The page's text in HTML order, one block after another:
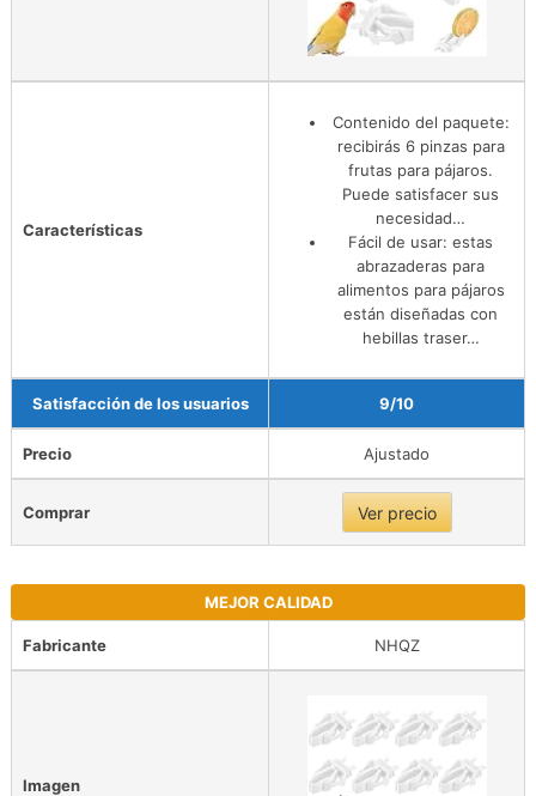
Características
Contenido del paquete:
recibirás 6 pinzas para
frutas para pájaros.
Puede satisfacer sus
necesidad…
Fácil de usar: estas
abrazaderas para
alimentos para pájaros
están diseñadas con
hebillas traser…
Satisfacción de los usuarios 9/10
Precio Ajustado
Comprar Ver precio
MEJOR CALIDAD
Fabricante NHQZ
Imagen